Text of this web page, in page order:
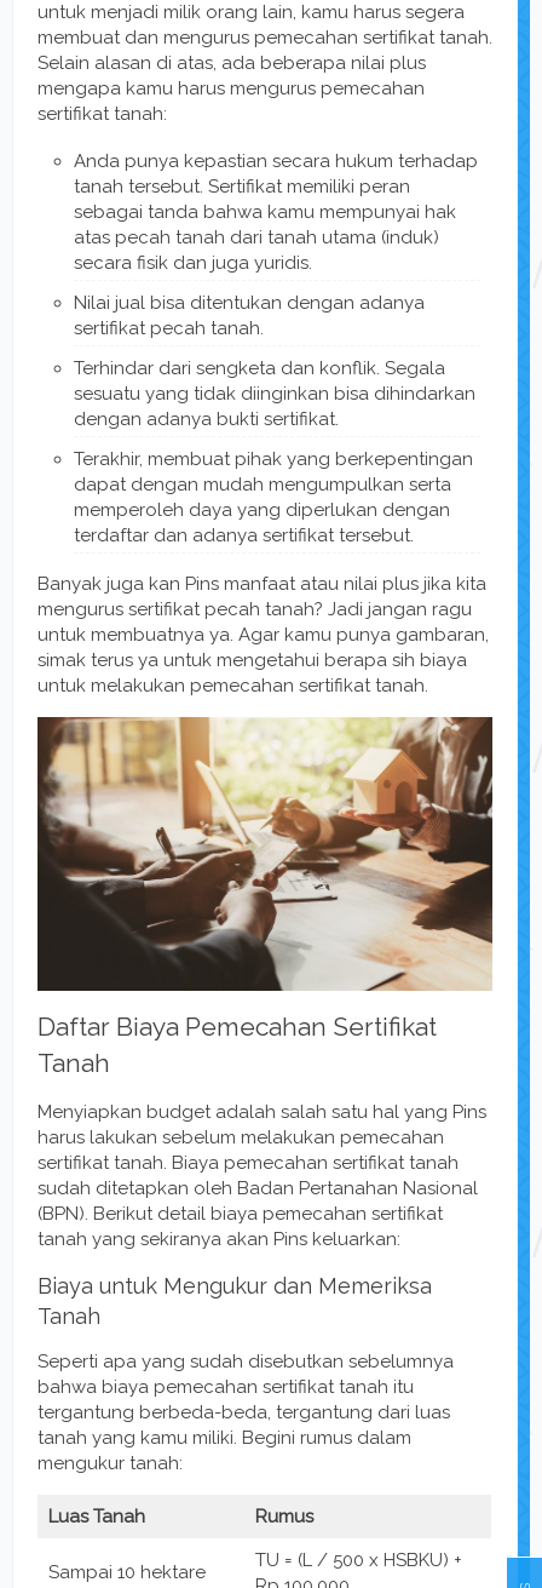
untuk menjadi milik orang lain, kamu harus segera
membuat dan mengurus pemecahan sertifikat tanah.
Selain alasan di atas, ada beberapa nilai plus
mengapa kamu harus mengurus pemecahan
sertifikat tanah:
Anda punya kepastian secara hukum terhadap
tanah tersebut. Sertifikat memiliki peran
sebagai tanda bahwa kamu mempunyai hak
atas pecah tanah dari tanah utama (induk)
secara fisik dan juga yuridis.
Nilai jual bisa ditentukan dengan adanya
sertifikat pecah tanah.
Terhindar dari sengketa dan konflik. Segala
sesuatu yang tidak diinginkan bisa dihindarkan
dengan adanya bukti sertifikat.
Terakhir, membuat pihak yang berkepentingan
dapat dengan mudah mengumpulkan serta
memperoleh daya yang diperlukan dengan
terdaftar dan adanya sertifikat tersebut.
Banyak juga kan Pins manfaat atau nilai plus jika kita
mengurus sertifikat pecah tanah? Jadi jangan ragu
untuk membuatnya ya. Agar kamu punya gambaran,
simak terus ya untuk mengetahui berapa sih biaya
untuk melakukan pemecahan sertifikat tanah.
Daftar Biaya Pemecahan Sertifikat
Tanah
Menyiapkan budget adalah salah satu hal yang Pins
harus lakukan sebelum melakukan pemecahan
sertifikat tanah. Biaya pemecahan sertifikat tanah
sudah ditetapkan oleh Badan Pertanahan Nasional
(BPN). Berikut detail biaya pemecahan sertifikat
tanah yang sekiranya akan Pins keluarkan:
Biaya untuk Mengukur dan Memeriksa
Tanah
Seperti apa yang sudah disebutkan sebelumnya
bahwa biaya pemecahan sertifikat tanah itu
tergantung berbeda-beda, tergantung dari luas
tanah yang kamu miliki. Begini rumus dalam
mengukur tanah:
Luas Tanah Rumus
Sampai 10 hektare
TU = (L / 500 x HSBKU) +